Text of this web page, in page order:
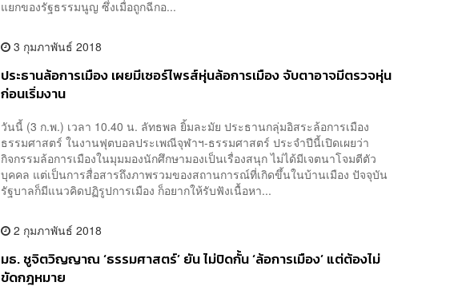
แยกของรัฐธรรมนูญ ซึ่งเมื่อถูกฉีกอ...
3 กุมภาพันธ์ 2018
ประธานล้อการเมือง เผยมีเซอร์ไพรส์หุ่นล้อการเมือง จับตาอาจมีตรวจหุ่น
ก่อนเริ่มงาน
วันนี้ (3 ก.พ.) เวลา 10.40 น. ลัทธพล ยิ้มละมัย ประธานกลุ่มอิสระล้อการเมือง
ธรรมศาสตร์ ในงานฟุตบอลประเพณีจุฬาฯ-ธรรมศาสตร์ ประจำปีนี้เปิดเผยว่า
กิจกรรมล้อการเมืองในมุมมองนักศึกษามองเป็นเรื่องสนุก ไม่ได้มีเจตนาโจมตีตัว
บุคคล แต่เป็นการสื่อสารถึงภาพรวมของสถานการณ์ที่เกิดขึ้นในบ้านเมือง ปัจจุบัน
รัฐบาลก็มีแนวคิดปฏิรูปการเมือง ก็อยากให้รับฟังเนื้อหา...
2 กุมภาพันธ์ 2018
มธ. ชูจิตวิญญาณ ‘ธรรมศาสตร์’ ยัน ไม่ปิดกั้น ‘ล้อการเมือง’ แต่ต้องไม่
ขัดกฎหมาย